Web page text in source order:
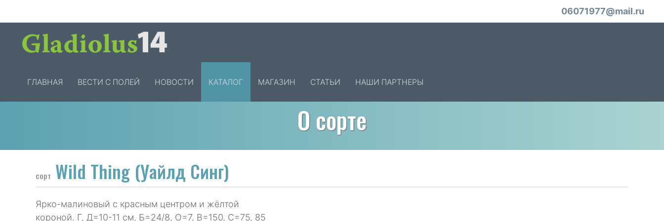
06071977@mail.ru
ГЛАВНАЯ ВЕСТИ С ПОЛЕЙ НОВОСТИ КАТАЛОГ МАГАЗИН СТАТЬИ НАШИ ПАРТНЕРЫ
О сорте
сорт Wild Thing (Уайлд Синг)
Ярко-малиновый с красным центром и жёлтой
короной. Г, Д=10-11 см, Б=24/8, О=7, В=150, С=75, 85